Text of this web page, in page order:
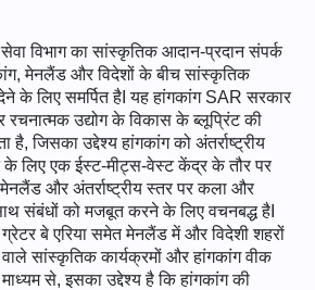
विभाग का सांस्कृतिक आदान-प्रदान संपर्क
मेनलैंड और विदेशों के बीच सांस्कृतिक
के लिए समर्पित हैI यह हांगकांग SAR सरकार
उद्योग के विकास के ब्लूप्रिंट की
जिसका उद्देश्य हांगकांग को अंतर्राष्ट्रीय
लिए एक ईस्ट-मीट्स-वेस्ट केंद्र के तौर पर
और अंतर्राष्ट्रीय स्तर पर कला और
संबंधों को मजबूत करने के लिए वचनबद्ध हैI
बे एरिया समेत मेनलैंड में और विदेशी शहरों
सांस्कृतिक कार्यक्रमों और हांगकांग वीक
से, इसका उद्देश्य है कि हांगकांग की